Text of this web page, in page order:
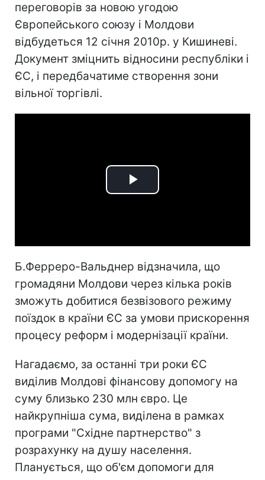
переговорів за новою угодою
Європейського союзу і Молдови
відбудеться 12 січня 2010р. у Кишиневі.
Документ зміцнить відносини республіки і
ЄС, і передбачатиме створення зони
вільної торгівлі.
Play
Б.Ферреро-Вальднер відзначила, що
громадяни Молдови через кілька років
зможуть добитися безвізового режиму
поїздок в країни ЄС за умови прискорення
процесу реформ і модернізації країни.
Нагадаємо, за останні три роки ЄС
виділив Молдові фінансову допомогу на
суму близько 230 млн євро. Це
найкрупніша сума, виділена в рамках
програми "Східне партнерство" з
розрахунку на душу населення.
Планується, що об'єм допомоги для